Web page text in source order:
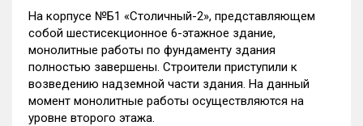
На корпусе №Б1 «Столичный-2», представляющем
собой шестисекционное 6-этажное здание,
монолитные работы по фундаменту здания
полностью завершены. Строители приступили к
возведению надземной части здания. На данный
момент монолитные работы осуществляются на
уровне второго этажа.